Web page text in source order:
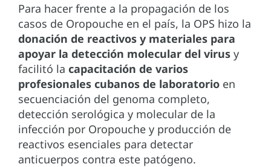
Para hacer frente a la propagación de los
casos de Oropouche en el país, la OPS hizo la
donación de reactivos y materiales para
apoyar la detección molecular del virus y
facilitó la capacitación de varios
profesionales cubanos de laboratorio en
secuenciación del genoma completo,
detección serológica y molecular de la
infección por Oropouche y producción de
reactivos esenciales para detectar
anticuerpos contra este patógeno.